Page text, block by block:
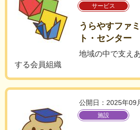
サービス
うらやすファ
ト・センター
地域の中で支え
する会員組織
公開日：2025年09
施設